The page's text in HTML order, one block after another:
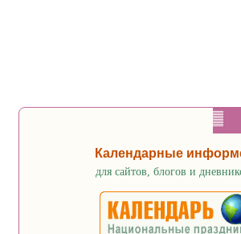
Календарные
для сайтов, блогов и